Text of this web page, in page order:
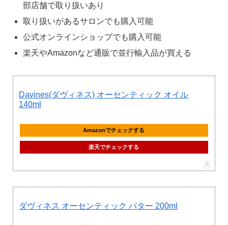
部店舗で取り扱いあり
取り扱いがあるサロンでも購入可能
公式オンラインショップでも購入可能
楽天やAmazonなど通販で並行輸入品が買える
Davines(ダヴィネス) オーセンティック オイル
140ml
Amazonでチェックする
楽天でチェックする
ダヴィネス オーセンティック バター 200ml